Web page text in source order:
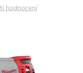
hodnocení